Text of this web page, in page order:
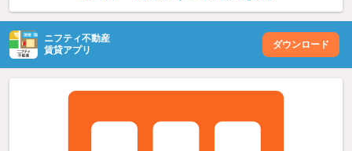
ニフティ不動産
賃貸アプリ
ダウンロード